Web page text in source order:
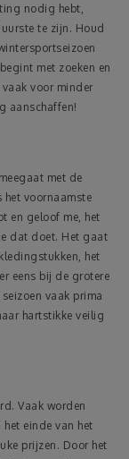
nodig hebt,
te zijn. Houd
met zoeken en
voor minder
aanschaffen!
met de
het voornaamste
en geloof me, het
dat doet. Het gaat
het
eens bij de grotere
vaak prima
hartstikke veilig
Vaak worden
einde van het
prijzen. Door het